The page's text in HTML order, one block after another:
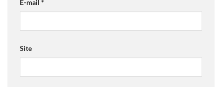
E-mail *
Site